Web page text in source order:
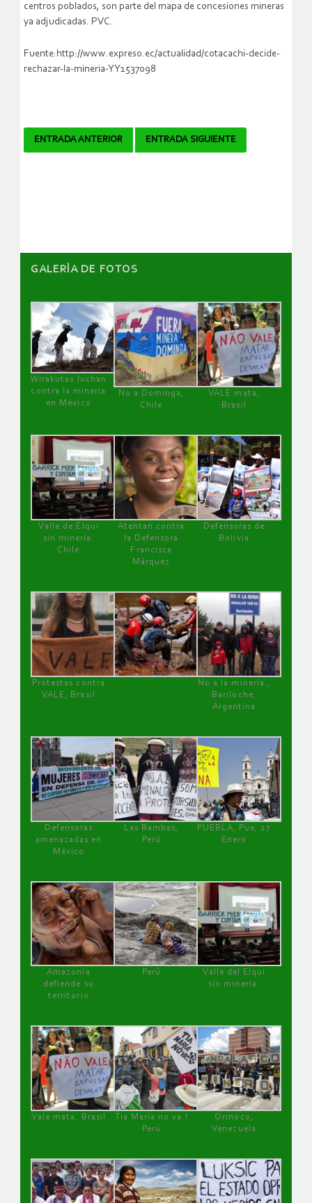
centros poblados, son parte del mapa de concesiones mineras
ya adjudicadas. PVC.
Fuente:http://www.expreso.ec/actualidad/cotacachi-decide-
rechazar-la-mineria-YY1537098
Navegador
ENTRADA ANTERIOR ENTRADA SIGUIENTE
GALERÌA DE FOTOS
Wirakutas luchan
contra la minería
en México
No a Dominga,
Chile
VALE mata,
Brasil
Valle de Elqui
sin minería.
Chile
Atentan contra
la Defensora
Francisca
Márquez
Defensoras de
Bolivia
Protestas contra
VALE, Brasil
No a la minería ,
Bariloche,
Argentina
Defensoras
amenazadas en
México
Las Bambas,
Perú
PUEBLA, Pue, 27
Enero
Amazonía
defiende su
territorio
Perú
Valle del Elqui
sin minería.
Vale mata, Brasil
Tía María no va !
Perú
Orinoco,
Venezuela